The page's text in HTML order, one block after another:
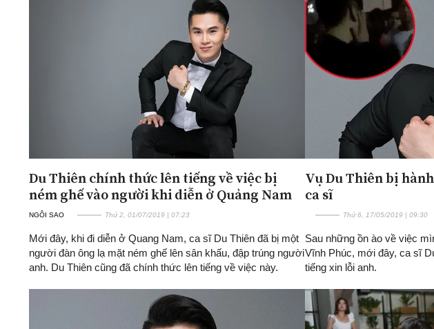
Du Thiên chính thức lên tiếng về việc bị
ném ghế vào người khi diễn ở Quảng Nam
NGÔI SAO Thứ 2, 01/07/2019 | 07:23
Mới đây, khi đi diễn ở Quang Nam, ca sĩ Du Thiên đã bị một
người đàn ông lạ mặt ném ghế lên sân khấu, đập trúng người
anh. Du Thiên cũng đã chính thức lên tiếng về việc này.
Vụ Du Thiên bị
ca sĩ
Thứ 6, 17/05/2019 | 09:30
Sau những ồn ào về việc
Vĩnh Phúc, mới đây, ca sĩ
tiếng xin lỗi anh.